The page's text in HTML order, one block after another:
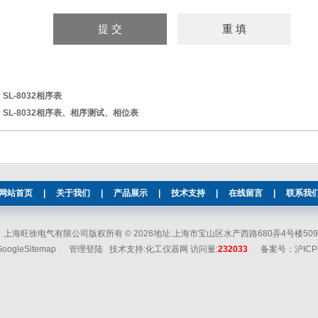
SL-8032相序表
SL-8032相序表、相序测试、相位表
网站首页 关于我们 产品展示 技术支持 在线留言 联系我
上海旺徐电气有限公司版权所有 © 2026地址:上海市宝山区水产西路680弄4号楼
管理登陆 技术支持:化工仪器网 访问量:232033 备案号：沪